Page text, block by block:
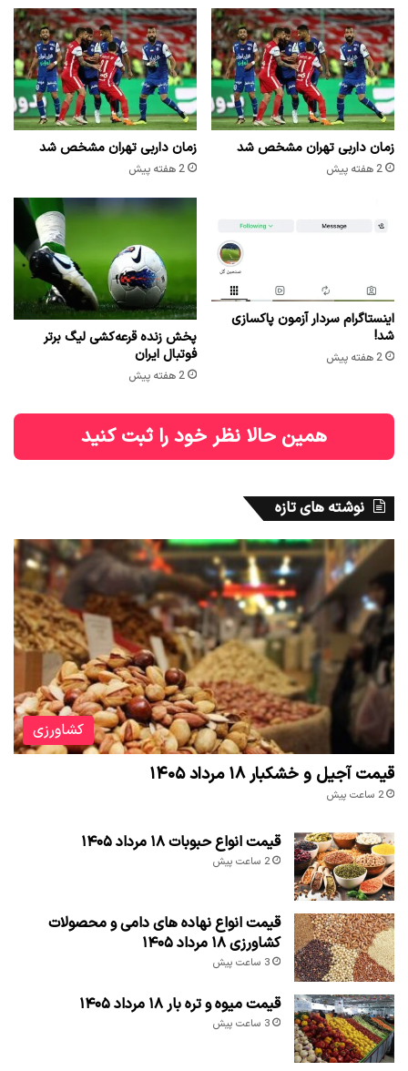
زمان داربی تهران مشخص شد
2 هفته پیش
زمان داربی تهران مشخص شد
2 هفته پیش
اینستاگرام سردار آزمون پاکسازی
شد!
2 هفته پیش
پخش زنده قرعه‌کشی لیگ برتر
فوتبال ایران
2 هفته پیش
همین حالا نظر خود را ثبت کنید
نوشته های تازه
کشاورزی
قیمت آجیل و خشکبار ۱۸ مرداد ۱۴۰۵
2 ساعت پیش
قیمت انواع حبوبات ۱۸ مرداد ۱۴۰۵
2 ساعت پیش
قیمت انواع نهاده های دامی و محصولات
کشاورزی ۱۸ مرداد ۱۴۰۵
3 ساعت پیش
قیمت میوه و تره بار ۱۸ مرداد ۱۴۰۵
3 ساعت پیش